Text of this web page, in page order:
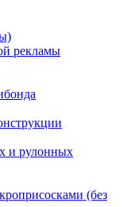
рекламы
и рулонных
(без